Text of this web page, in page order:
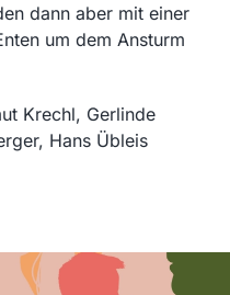
dann aber mit einer
um dem Ansturm
Krechl, Gerlinde
Hans Übleis